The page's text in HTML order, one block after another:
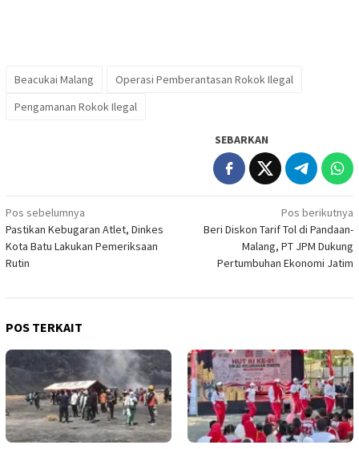
Beacukai Malang
Operasi Pemberantasan Rokok Ilegal
Pengamanan Rokok Ilegal
SEBARKAN
Navigasi
pos
Pos sebelumnya
Pastikan Kebugaran Atlet, Dinkes
Kota Batu Lakukan Pemeriksaan
Rutin
Pos berikutnya
Beri Diskon Tarif Tol di Pandaan-
Malang, PT JPM Dukung
Pertumbuhan Ekonomi Jatim
POS TERKAIT